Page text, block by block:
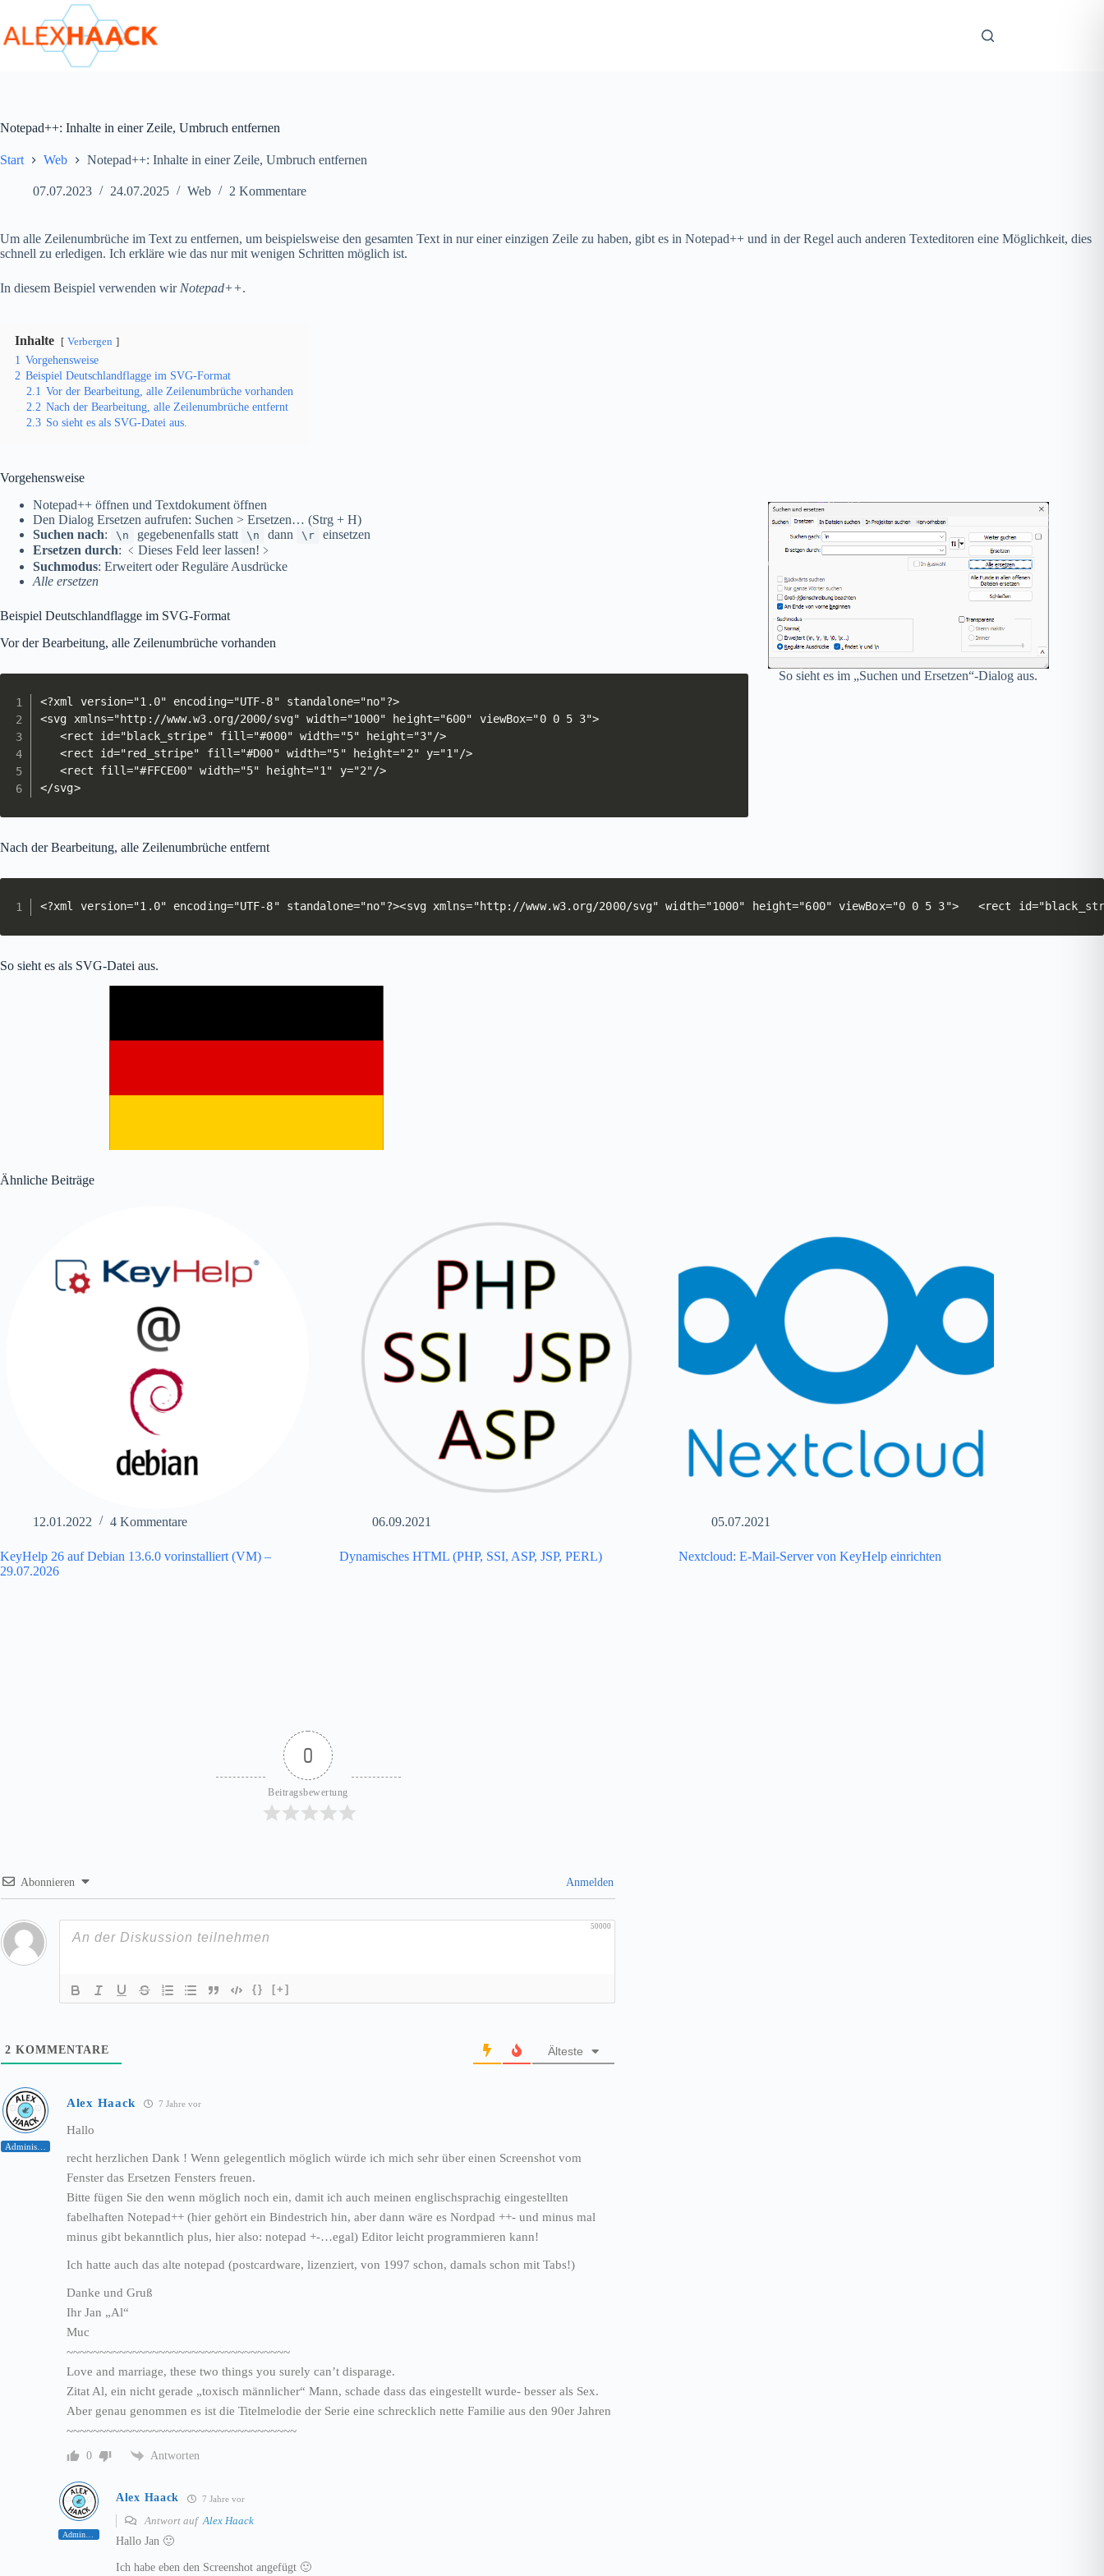
springen
Notepad++: Inhalte in einer Zeile, Umbruch entfernen
Start Web Notepad++: Inhalte in einer Zeile, Umbruch entfernen
07.07.2023 24.07.2025 Web 2 Kommentare
Um alle Zeilenumbrüche im Text zu entfernen, um beispielsweise den gesamten Text in nur einer einzigen Zeile zu haben, gibt es in Notepad++ und in der Regel auch anderen Texteditoren eine Möglichkeit, dies
schnell zu erledigen. Ich erkläre wie das nur mit wenigen Schritten möglich ist.
In diesem Beispiel verwenden wir Notepad++.
Inhalte Verbergen
1 Vorgehensweise
2 Beispiel Deutschlandflagge im SVG-Format
2.1 Vor der Bearbeitung, alle Zeilenumbrüche vorhanden
2.2 Nach der Bearbeitung, alle Zeilenumbrüche entfernt
2.3 So sieht es als SVG-Datei aus.
Vorgehensweise
So sieht es im „Suchen und Ersetzen“-Dialog aus.
Notepad++ öffnen und Textdokument öffnen
Den Dialog Ersetzen aufrufen: Suchen > Ersetzen… (Strg + H)
Suchen nach: \n gegebenenfalls statt \n dann \r
einsetzen
Ersetzen durch: ﹤Dieses Feld leer lassen!﹥
Suchmodus: Erweitert oder Reguläre Ausdrücke
Alle ersetzen
Beispiel Deutschlandflagge im SVG-Format
Vor der Bearbeitung, alle Zeilenumbrüche vorhanden
<?xml version="1.0" encoding="UTF-8" standalone="no"?>
<svg xmlns="http://www.w3.org/2000/svg" width="1000" height="600" viewBox="0 0 5 3">
   <rect id="black_stripe" fill="#000" width="5" height="3"/>
   <rect id="red_stripe" fill="#D00" width="5" height="2" y="1"/>
   <rect fill="#FFCE00" width="5" height="1" y="2"/>
</svg>
Nach der Bearbeitung, alle Zeilenumbrüche entfernt
<?xml version="1.0" encoding="UTF-8" standalone="no"?><svg xmlns="http://www.w3.org/2000/svg" width="1000" height="600" viewBox="0 0 5 3">   <rect
So sieht es als SVG-Datei aus.
Ähnliche Beiträge
12.01.2022 4 Kommentare
KeyHelp 26 auf Debian 13.6.0 vorinstalliert (VM) –
29.07.2026
06.09.2021
Dynamisches HTML (PHP, SSI, ASP, JSP, PERL)
05.07.2021
Nextcloud: E-Mail-Server von KeyHelp einrichten
0
Beitragsbewertung
Abonnieren Anmelden
50000
{} [+]
2 KOMMENTARE Älteste
Alex Haack 7 Jahre vor
Hallo
recht herzlichen Dank ! Wenn gelegentlich möglich würde ich mich sehr über einen Screenshot vom
Fenster das Ersetzen Fensters freuen.
Bitte fügen Sie den wenn möglich noch ein, damit ich auch meinen englischsprachig eingestellten
fabelhaften Notepad++ (hier gehört ein Bindestrich hin, aber dann wäre es Nordpad ++- und minus mal
minus gibt bekanntlich plus, hier also: notepad +-…egal) Editor leicht programmieren kann!
Ich hatte auch das alte notepad (postcardware, lizenziert, von 1997 schon, damals schon mit Tabs!)
Danke und Gruß
Ihr Jan „Al“
Muc
~~~~~~~~~~~~~~~~~~~~~~~~~~~~~~~~~~
Love and marriage, these two things you surely can’t disparage.
Zitat Al, ein nicht gerade „toxisch männlicher“ Mann, schade dass das eingestellt wurde- besser als Sex.
Aber genau genommen es ist die Titelmelodie der Serie eine schrecklich nette Familie aus den 90er Jahren
~~~~~~~~~~~~~~~~~~~~~~~~~~~~~~~~~~~
0 Antworten
Administrator
Alex Haack 7 Jahre vor
Antwort aufAlex Haack
Hallo Jan 🙂
Ich habe eben den Screenshot angefügt 🙂